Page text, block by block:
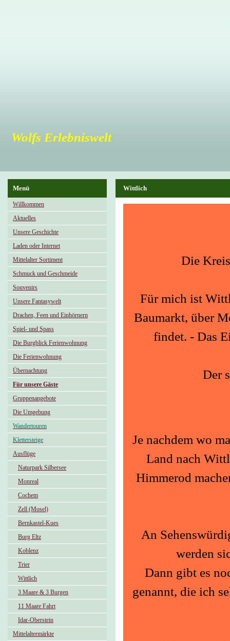
Wolfs Erlebniswelt
Menü
Willkommen
Aktuelles
Unsere Geschichte
Laden oder Internet
Mittelalter Sortiment
Schmuck und Geschmeide
Souvenirs
Unsere Fantasywelt
Drachen, Feen und Einhörnern
Spiel- und Spass
Die Burgblick Ferienwohnung
Die Ferienwohnung
Übernachtung
Für unsere Gäste
Gruppenangebote
Die Umgebung
Wandertouren
Klettersteige
Ausflüge
Naturpark Silbersee
Monreal
Cochem
Zell (Mosel)
Bernkastel-Kues
Burg Eltz
Koblenz
Trier
Wittlich
3 Maare & 3 Burgen
11 Maare Fahrt
Idar-Oberstein
Mittelaltermärkte
Wittlich
Die
Für mich ist
Baumarkt, über
findet. - Das
Der
Je nachdem wo
Land nach
Himmerod
An
werden
Dann gibt es
genannt, die ich